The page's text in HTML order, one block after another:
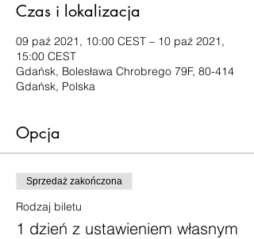
Czas i lokalizacja
09 paź 2021, 10:00 CEST – 10 paź 2021,
15:00 CEST
Gdańsk, Bolesława Chrobrego 79F, 80-414
Gdańsk, Polska
Opcja
Sprzedaż zakończona
Rodzaj biletu
1 dzień z ustawieniem własnym